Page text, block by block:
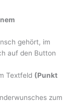
gehört, im
auf den Button
Textfeld (Punkt
zum